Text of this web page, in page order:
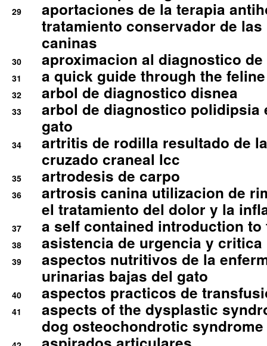
29
aportaciones de la terapia
tratamiento conservador de
caninas
30 aproximacion al diagnostico
31 a quick guide through the
32 arbol de diagnostico disnea
33
arbol de diagnostico polidipsia
gato
34
artritis de rodilla resultado de
cruzado craneal lcc
35 artrodesis de carpo
36
artrosis canina utilizacion de
el tratamiento del dolor y la
37 a self contained introduction
38 asistencia de urgencia y
39
aspectos nutritivos de la
urinarias bajas del gato
40 aspectos practicos de
41
aspects of the dysplastic
dog osteochondrotic syndrome